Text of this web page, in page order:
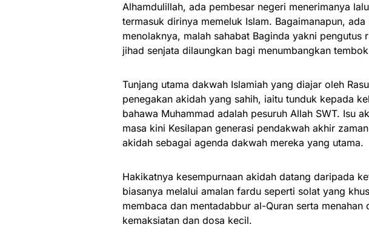
Alhamdulillah, ada pembesar negeri menerimanya
termasuk dirinya memeluk Islam. Bagaimanapun,
menolaknya, malah sahabat Baginda yakni pengutus
jihad senjata dilaungkan bagi menumbangkan
Tunjang utama dakwah Islamiah yang diajar oleh
penegakan akidah yang sahih, iaitu tunduk kepada
bahawa Muhammad adalah pesuruh Allah SWT. Isu
masa kini Kesilapan generasi pendakwah akhir
akidah sebagai agenda dakwah mereka yang utama.
Hakikatnya kesempurnaan akidah datang daripada
biasanya melalui amalan fardu seperti solat yang
membaca dan mentadabbur al-Quran serta
kemaksiatan dan dosa kecil.